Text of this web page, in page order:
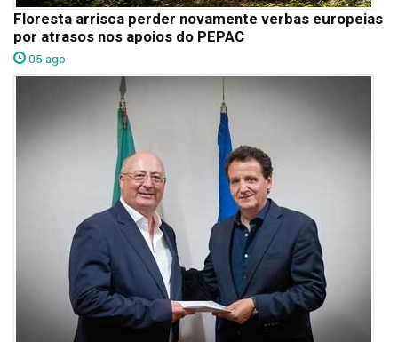
Floresta arrisca perder novamente verbas europeias
por atrasos nos apoios do PEPAC
05 ago